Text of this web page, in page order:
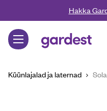
Liigu edasi põhisisu juurde
Hakka
Küünlajalad ja laternad